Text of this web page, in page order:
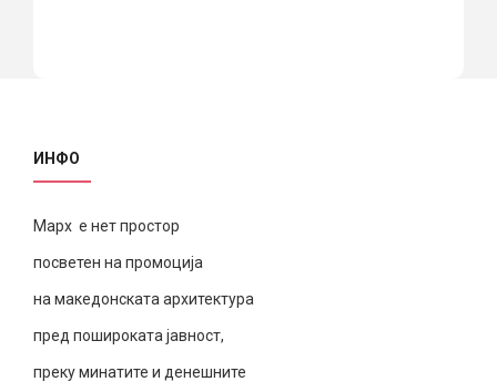
ИНФО
Марх е нет простор
посветен на промоција
на македонската архитектура
пред пошироката јавност,
преку минатите и денешните